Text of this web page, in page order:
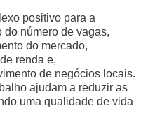
positivo para a
número de vagas,
do mercado,
renda e,
de negócios locais.
ajudam a reduzir as
uma qualidade de vida